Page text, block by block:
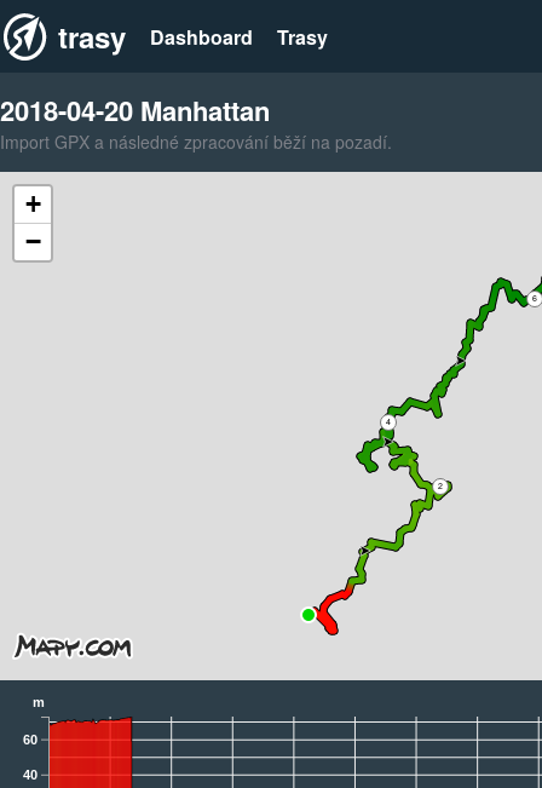
trasy Dashboard Trasy
2018-04-20 Manhattan
Import GPX a následné zpracování běží na pozadí.
4
2
6
+
−
40
60
m